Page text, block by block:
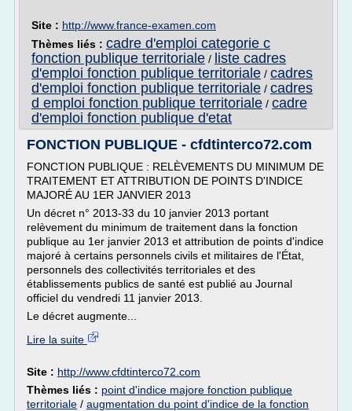
Site : http://www.france-examen.com
Thèmes liés : cadre d'emploi categorie c
fonction publique territoriale / liste cadres
d'emploi fonction publique territoriale / cadres
d'emploi fonction publique territoriale / cadres
d emploi fonction publique territoriale / cadre
d'emploi fonction publique d'etat
FONCTION PUBLIQUE - cfdtinterco72.com
FONCTION PUBLIQUE : RELÈVEMENTS DU MINIMUM DE
TRAITEMENT ET ATTRIBUTION DE POINTS D'INDICE
MAJORÉ AU 1ER JANVIER 2013
Un décret n° 2013-33 du 10 janvier 2013 portant
relèvement du minimum de traitement dans la fonction
publique au 1er janvier 2013 et attribution de points d'indice
majoré à certains personnels civils et militaires de l'État,
personnels des collectivités territoriales et des
établissements publics de santé est publié au Journal
officiel du vendredi 11 janvier 2013.
Le décret augmente...
Lire la suite
Site : http://www.cfdtinterco72.com
Thèmes liés : point d'indice majore fonction publique
territoriale / augmentation du point d'indice de la fonction